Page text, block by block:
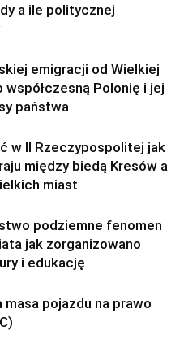
a ile politycznej
emigracji od Wielkiej
współczesną Polonię i jej
państwa
w II Rzeczypospolitej jak
między biedą Kresów a
miast
podziemne fenomen
jak zorganizowano
i edukację
masa pojazdu na prawo